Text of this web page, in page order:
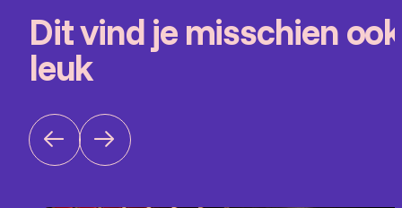
Dit vind je misschien ook
leuk